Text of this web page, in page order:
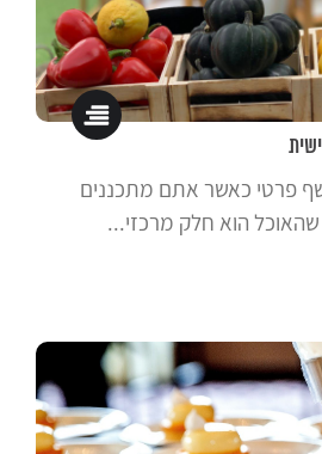
פרטי כאשר אתם מתכננים
שהאוכל הוא חלק מרכזי...